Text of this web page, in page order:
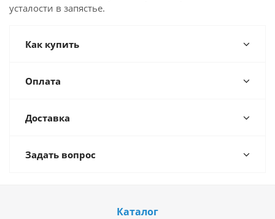
усталости в запястье.
Как купить
Оплата
Доставка
Задать вопрос
Каталог